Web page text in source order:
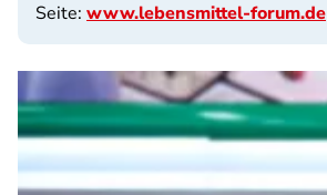
Seite: www.lebensmittel-forum.de